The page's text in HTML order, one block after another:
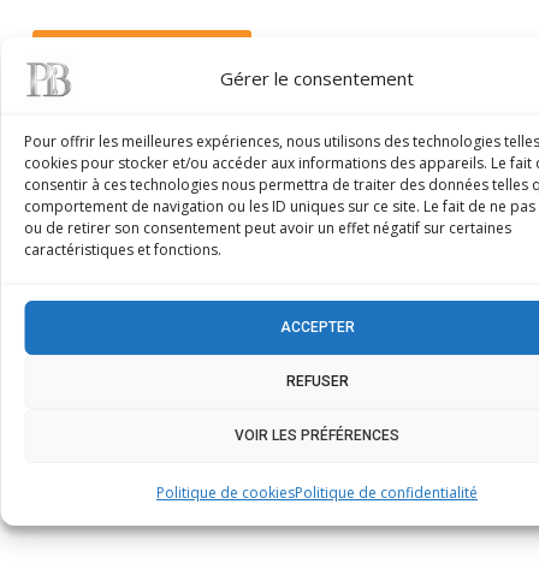
Gérer le consentement
Pour offrir les meilleures expériences, nous utilisons des technologies
cookies pour stocker et/ou accéder aux informations des appareils. Le fait
consentir à ces technologies nous permettra de traiter des données telles
comportement de navigation ou les ID uniques sur ce site. Le fait de ne
ou de retirer son consentement peut avoir un effet négatif sur certaines
caractéristiques et fonctions.
ACCEPTER
REFUSER
VOIR LES PRÉFÉRENCES
Politique de cookiesPolitique de confidentialité